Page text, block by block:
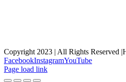
Copyright 2023 | All Rights Reserved
FacebookInstagramYouTube
Page load link